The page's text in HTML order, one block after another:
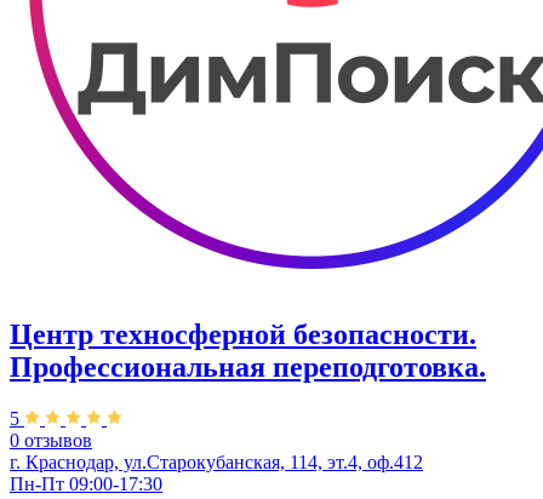
Центр техносферной безопасности.
Профессиональная переподготовка.
5
0 отзывов
г. Краснодар, ул.Старокубанская, 114, эт.4, оф.412
Пн-Пт 09:00-17:30